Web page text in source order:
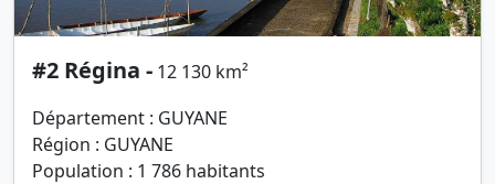
#2 Régina - 12 130 km²
Département : GUYANE
Région : GUYANE
Population : 1 786 habitants